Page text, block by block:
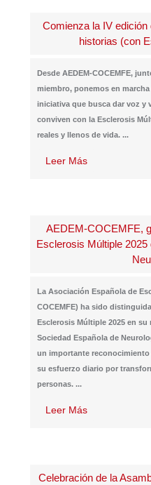
Comienza la IV edición
historias (con
Desde AEDEM-COCEMFE,
miembro, ponemos en
iniciativa que busca dar voz y
conviven con la Esclerosis
reales y llenos de vida. ...
Leer Más
AEDEM-COCEMFE,
Esclerosis Múltiple
La Asociación Española de
COCEMFE) ha sido
Esclerosis Múltiple 2025 en su
Sociedad Española de
un importante reconocimiento
su esfuerzo diario por
personas. ...
Leer Más
Celebración de la